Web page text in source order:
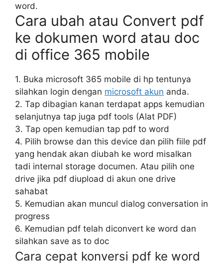
word.
Cara ubah atau Convert pdf
ke dokumen word atau doc
di office 365 mobile
1. Buka microsoft 365 mobile di hp tentunya
silahkan login dengan microsoft akun anda.
2. Tap dibagian kanan terdapat apps kemudian
selanjutnya tap juga pdf tools (Alat PDF)
3. Tap open kemudian tap pdf to word
4. Pilih browse dan this device dan pilih fiile pdf
yang hendak akan diubah ke word misalkan
tadi internal storage documen. Atau pilih one
drive jika pdf diupload di akun one drive
sahabat
5. Kemudian akan muncul dialog conversation in
progress
6. Kemudian pdf telah diconvert ke word dan
silahkan save as to doc
Cara cepat konversi pdf ke word